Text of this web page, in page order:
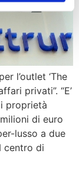
l’outlet ‘The
privati”. “E’
proprietà
di euro
lusso a due
centro di